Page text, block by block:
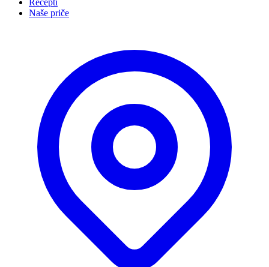
Recepti
Naše priče